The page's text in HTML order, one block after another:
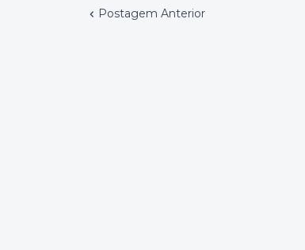
Postagem Anterior